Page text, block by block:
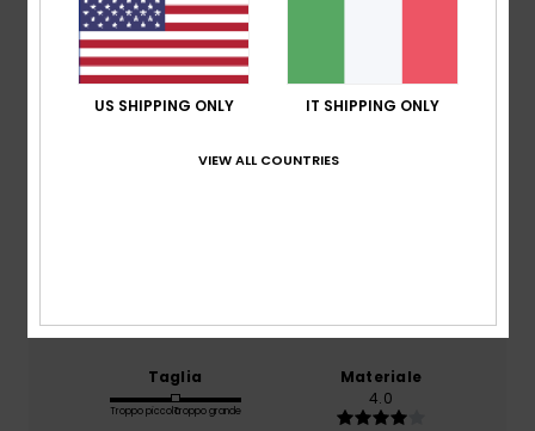
basato su1 recensioni verificatedal giugno 2026
Taglia
Troppo piccoloTroppo grande
Materiale
4.0
US SHIPPING ONLY IT SHIPPING ONLY
VIEW ALL COUNTRIES